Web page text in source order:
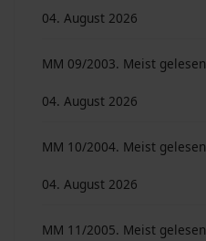
04. August 2026
MM 09/2003. Meist gelesen
04. August 2026
MM 10/2004. Meist gelesen
04. August 2026
MM 11/2005. Meist gelesen